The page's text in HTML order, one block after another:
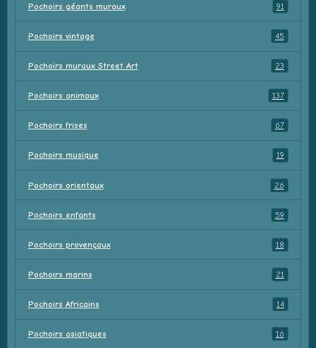
Pochoirs géants muraux 91
Pochoirs vintage 45
Pochoirs muraux Street Art 23
Pochoirs animaux 137
Pochoirs frises 67
Pochoirs musique 19
Pochoirs orientaux 26
Pochoirs enfants 59
Pochoirs provençaux 18
Pochoirs marins 21
Pochoirs Africains 14
Pochoirs asiatiques 16